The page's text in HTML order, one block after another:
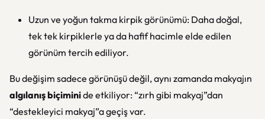
Uzun ve yoğun takma kirpik görünümü: Daha doğal,
tek tek kirpiklerle ya da hafif hacimle elde edilen
görünüm tercih ediliyor.
Bu değişim sadece görünüşü değil, aynı zamanda makyajın
algılanış biçiminide etkiliyor: “zırh gibi makyaj”dan
“destekleyici makyaj”a geçiş var.